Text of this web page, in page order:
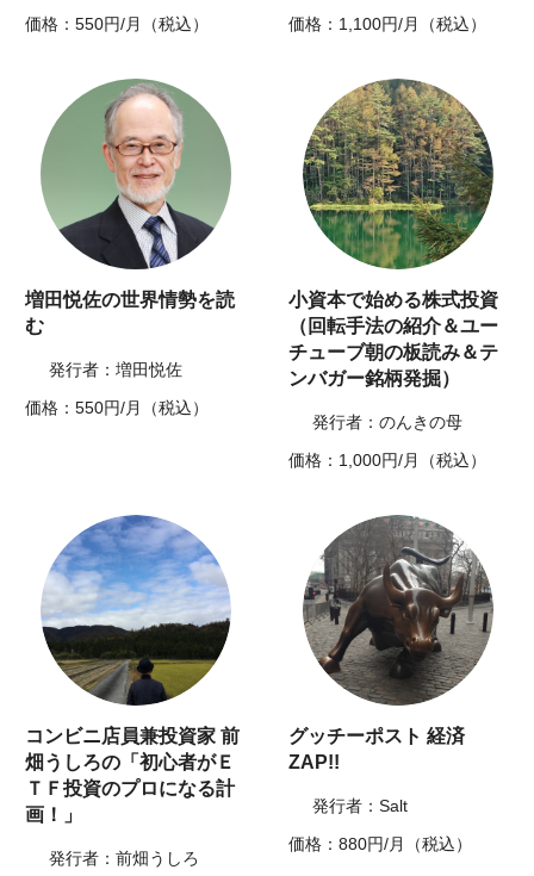
価格：550円/月（税込） 価格：1,100円/月（税込）
増田悦佐の世界情勢を読
む
発行者：増田悦佐
価格：550円/月（税込）
小資本で始める株式投資
（回転手法の紹介＆ユー
チューブ朝の板読み＆テ
ンバガー銘柄発掘）
発行者：のんきの母
価格：1,000円/月（税込）
コンビニ店員兼投資家 前
畑うしろの「初心者がＥ
ＴＦ投資のプロになる計
画！」
発行者：前畑うしろ
グッチーポスト 経済
ZAP!!
発行者：Salt
価格：880円/月（税込）